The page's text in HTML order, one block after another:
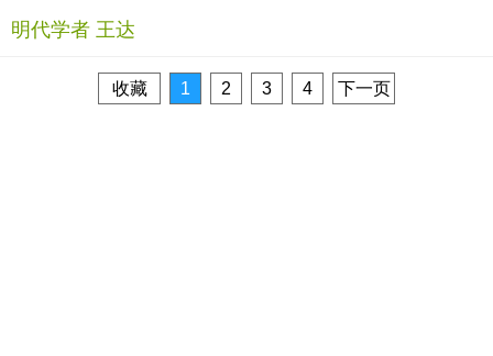
明代学者 王达
收藏 1 2 3 4 下一页